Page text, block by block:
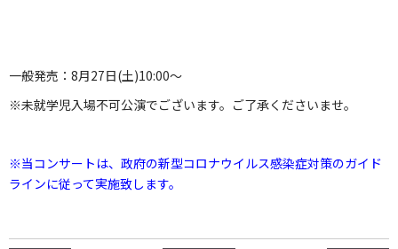
一般発売：8月27日(土)10:00～
※未就学児入場不可公演でございます。ご了承くださいませ。
※当コンサートは、政府の新型コロナウイルス感染症対策のガイド
ラインに従って実施致します。